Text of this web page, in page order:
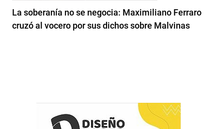
La soberanía no se negocia: Maximiliano Ferraro
cruzó al vocero por sus dichos sobre Malvinas